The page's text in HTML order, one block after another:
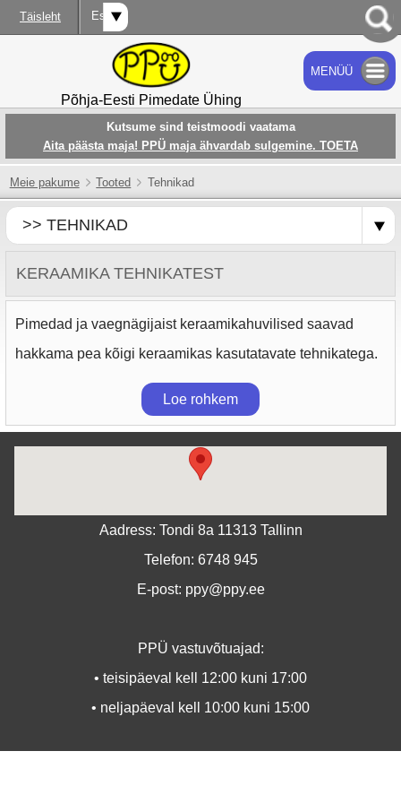
Täisleht Est
OTSI
Põhja-Eesti Pimedate Ühing
MENÜÜ
Kutsume sind teistmoodi vaatama
Aita päästa maja! PPÜ maja ähvardab sulgemine. TOETA
Meie pakume Tooted Tehnikad
>> TEHNIKAD
KERAAMIKA TEHNIKATEST
Pimedad ja vaegnägijaist keraamikahuvilised saavad
hakkama pea kõigi keraamikas kasutatavate tehnikatega.
Loe rohkem
Aadress: Tondi 8a 11313 Tallinn
Telefon: 6748 945
E-post: ppy@ppy.ee
PPÜ vastuvõtuajad:
• teisipäeval kell 12:00 kuni 17:00
• neljapäeval kell 10:00 kuni 15:00